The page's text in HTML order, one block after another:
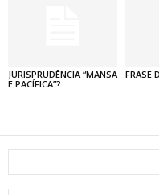
JURISPRUDÊNCIA “MANSA
E PACÍFICA”?
FRASE